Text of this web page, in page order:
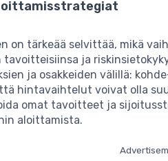
on tärkeää selvittää, mikä
tavoitteisiinsa ja
ja osakkeiden välillä:
hintavaihtelut voivat olla
omat tavoitteet ja
aloittamista.